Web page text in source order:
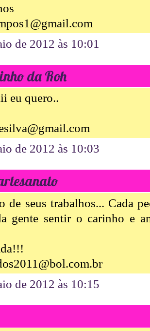
de 2012 às 10:01
da Roh
eu quero..
de 2012 às 10:03
de seus trabalhos... Cada
gente sentir o carinho e
de 2012 às 10:15